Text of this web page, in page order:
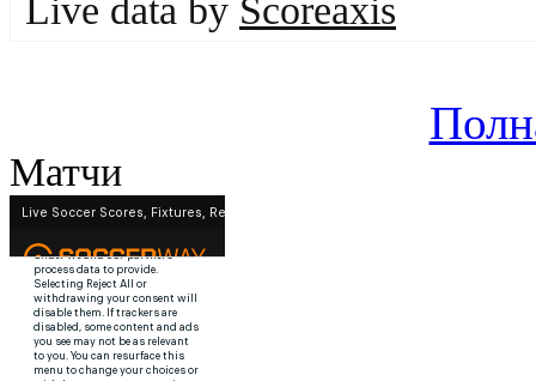
Live data by Scoreaxis
Матчи